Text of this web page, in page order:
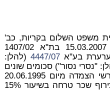
משפט השלום בקריות, כב'
השופט ערן נוה, שניתן ביום 15.03.2007 בת"א 1407/02
בע"א4447/07 (להלן:
"נסרי נסור") סכומים שונים
שפורטו בפסק הדין בצירוף הפרשי הצמדה מיום 20.06.1995
ועד התשלום המלא בפועל ובצירוף שכר טרחה בשיעור 15%